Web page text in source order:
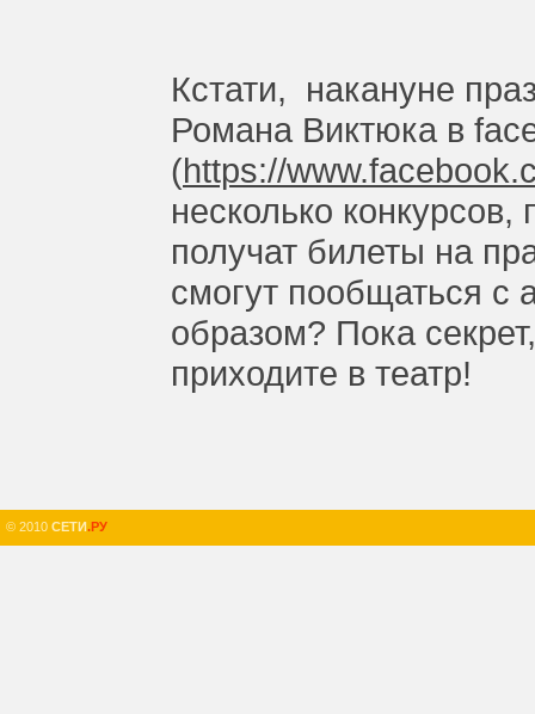
Кстати, накануне
Романа Виктюка в
(https://
несколько
получат билеты на
смогут пообщаться с
образом? Пока
приходите в театр!
© 2010 СЕТИ.РУ